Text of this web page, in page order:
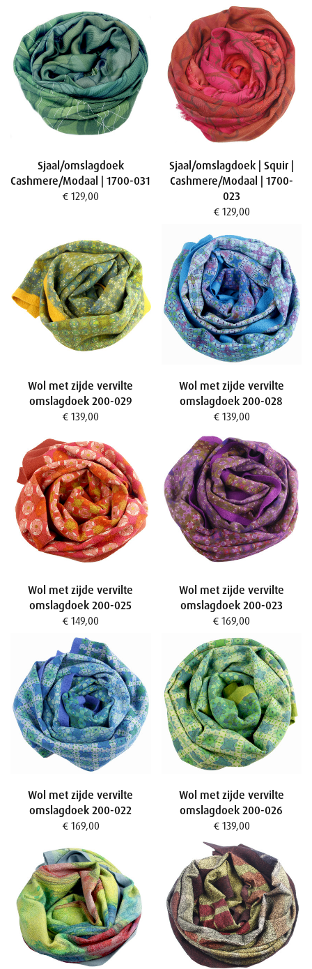
Sjaal/omslagdoek
Cashmere/Modaal | 1700-031
€ 129,00
Sjaal/omslagdoek | Squir |
Cashmere/Modaal | 1700-
023
€ 129,00
Wol met zijde vervilte
omslagdoek 200-029
€ 139,00
Wol met zijde vervilte
omslagdoek 200-028
€ 139,00
Wol met zijde vervilte
omslagdoek 200-025
€ 149,00
Wol met zijde vervilte
omslagdoek 200-023
€ 169,00
Wol met zijde vervilte
omslagdoek 200-022
€ 169,00
Wol met zijde vervilte
omslagdoek 200-026
€ 139,00